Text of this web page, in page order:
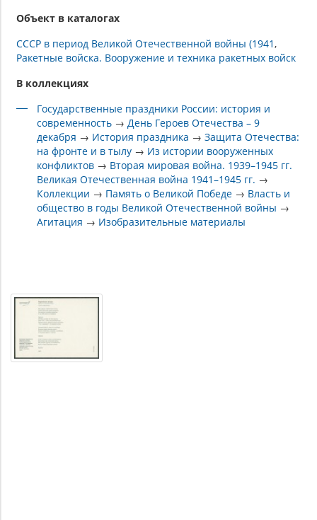
Объект в каталогах
СССР в период Великой Отечественной войны (1941
Ракетные войска. Вооружение и техника ракетных войск
В коллекциях
Государственные праздники России: история и
современность → День Героев Отечества – 9
декабря → История праздника →Защита Отечества:
на фронте и в тылу → Из истории вооруженных
конфликтов → Вторая мировая война. 1939–1945 гг.
Великая Отечественная война 1941–1945 гг. →
Коллекции → Память о Великой Победе → Власть и
общество в годы Великой Отечественной войны →
Агитация → Изобразительные материалы